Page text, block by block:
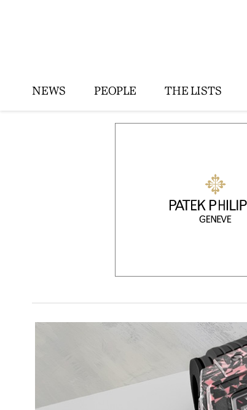
NEWS PEOPLE THE LISTS